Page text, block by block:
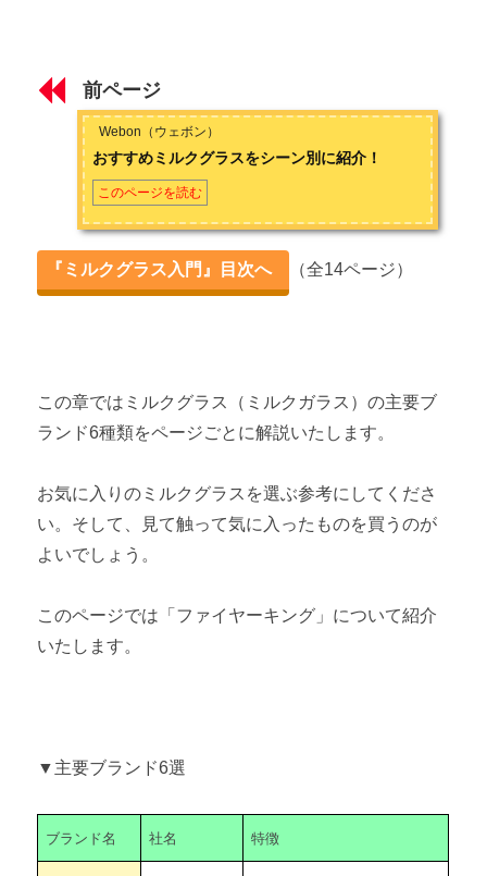
第1章 ミルクグラスの種類
ミルクグラスの種類 ～どんな色と形がある？～
アドバタイジングカップとは ～広告入りのミルクグラス～
おすすめミルクグラスをシーン別に紹介！
パイレックスとは 【ミルクグラス主要ブランド6選】
フェデラルとは 【ミルクグラス主要ブランド6選】
グラスベイクとは 【ミルクグラス主要ブランド6選】
ジャネット・マッキーとは 【ミルクグラス主要ブランド6選】
第3章 ミルクグラスを購入する
け方～
店に通い流通をチェックしている。
お問い合わせはこちらから
前ページ
Webon（ウェボン）
おすすめミルクグラスをシーン別に紹介！
このページを読む
『ミルクグラス入門』目次へ （全14ページ）
この章ではミルクグラス（ミルクガラス）の主要ブ
ランド6種類をページごとに解説いたします。
お気に入りのミルクグラスを選ぶ参考にしてくださ
い。そして、見て触って気に入ったものを買うのが
よいでしょう。
このページでは「ファイヤーキング」について紹介
いたします。
▼主要ブランド6選
ブランド名 社名 特徴